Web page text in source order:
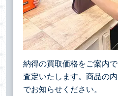
納得の買取価格をご案内
査定いたします。商品の
でお知らせください。